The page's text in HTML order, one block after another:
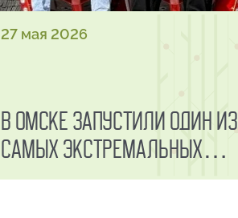
27 мая 2026
В Омске запустили один из
самых экстремальных
аттракционов